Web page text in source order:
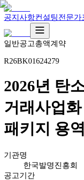
공지사항컨설팅전문가
일반공고총액계약
R26BK01624279
2026년 탄
거래사업
패키지 용
기관명
한국발명진흥회
공고기간